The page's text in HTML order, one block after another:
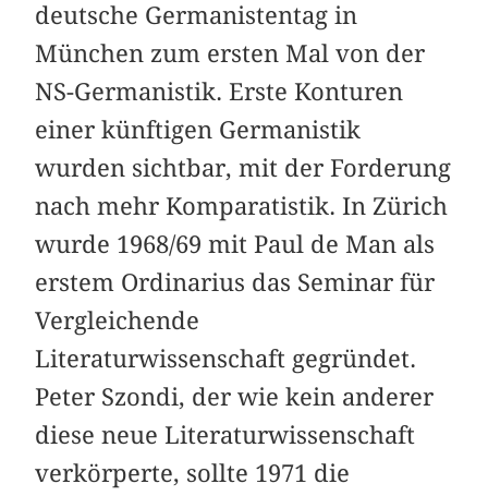
deutsche Germanistentag in
München zum ersten Mal von der
NS-Germanistik. Erste Konturen
einer künftigen Germanistik
wurden sichtbar, mit der Forderung
nach mehr Komparatistik. In Zürich
wurde 1968/69 mit Paul de Man als
erstem Ordinarius das Seminar für
Vergleichende
Literaturwissenschaft gegründet.
Peter Szondi, der wie kein anderer
diese neue Literaturwissenschaft
verkörperte, sollte 1971 die